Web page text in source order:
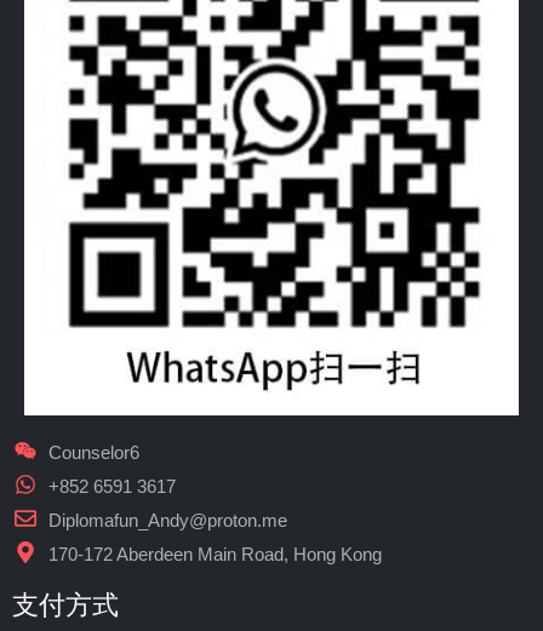
Counselor6
+852 6591 3617
Diplomafun_Andy@proton.me
170-172 Aberdeen Main Road, Hong Kong
支付方式